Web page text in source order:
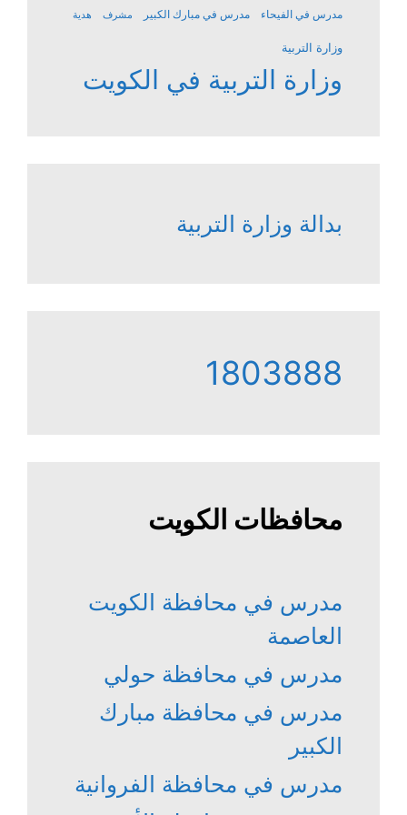
مدرس في الفيحاء مدرس في مبارك الكبير مشرف هدية
وزارة التربية
وزارة التربية في الكويت
بدالة وزارة التربية
1803888
محافظات الكويت
مدرس في محافظة الكويت
العاصمة
مدرس في محافظة حولي
مدرس في محافظة مبارك
الكبير
مدرس في محافظة الفروانية